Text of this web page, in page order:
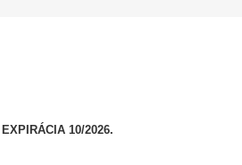
EXPIRÁCIA 10/2026.